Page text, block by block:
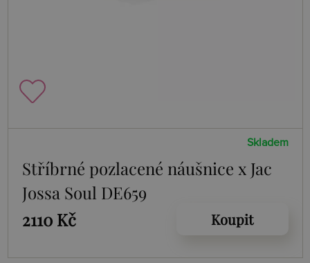
Skladem
Stříbrné pozlacené náušnice x Jac
Jossa Soul DE659
2110 Kč
Koupit